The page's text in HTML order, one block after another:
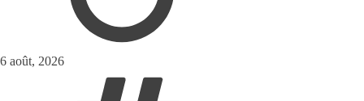
6 août, 2026